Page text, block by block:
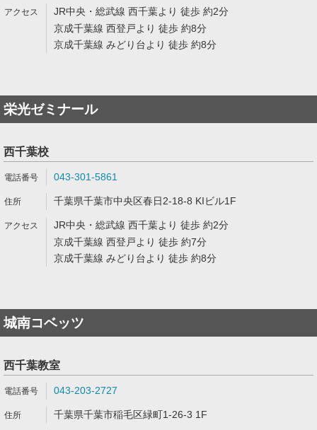
JR中央・総武線 西千葉より 徒歩 約2分
京成千葉線 西登戸より 徒歩 約8分
京成千葉線 みどり台より 徒歩 約8分
栄光ゼミナール
西千葉校
043-301-5861
千葉県千葉市中央区春日2-18-8 KIビル1F
JR中央・総武線 西千葉より 徒歩 約2分
京成千葉線 西登戸より 徒歩 約7分
京成千葉線 みどり台より 徒歩 約8分
城南コベッツ
西千葉教室
043-203-2727
千葉県千葉市稲毛区緑町1-26-3 1F